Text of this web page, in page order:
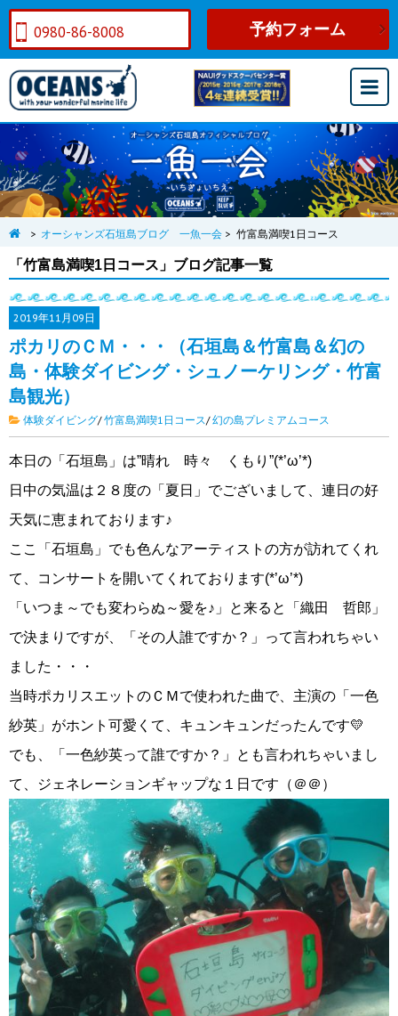
0980-86-8008 予約フォーム
> オーシャンズ石垣島ブログ 一魚一会 > 竹富島満喫1日コース
「竹富島満喫1日コース」ブログ記事一覧
2019年11月09日
ポカリのＣＭ・・・（石垣島＆竹富島＆幻の
島・体験ダイビング・シュノーケリング・竹富
島観光）
体験ダイビング/ 竹富島満喫1日コース/ 幻の島プレミアムコース
本日の「石垣島」は”晴れ 時々 くもり”(*’ω’*)
日中の気温は２８度の「夏日」でございまして、連日の好
天気に恵まれております♪
ここ「石垣島」でも色んなアーティストの方が訪れてくれ
て、コンサートを開いてくれております(*’ω’*)
「いつま～でも変わらぬ～愛を♪」と来ると「織田 哲郎」
で決まりですが、「その人誰ですか？」って言われちゃい
ました・・・
当時ポカリスエットのＣＭで使われた曲で、主演の「一色
紗英」がホント可愛くて、キュンキュンだったんです💛
でも、「一色紗英って誰ですか？」とも言われちゃいまし
て、ジェネレーションギャップな１日です（＠＠）